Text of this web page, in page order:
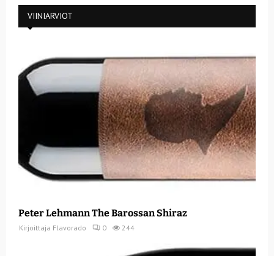
VIINIARVIOT
Peter Lehmann The Barossan Shiraz
Kirjoittaja Flavorado 0 244